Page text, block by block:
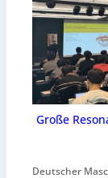
Große
Deutscher